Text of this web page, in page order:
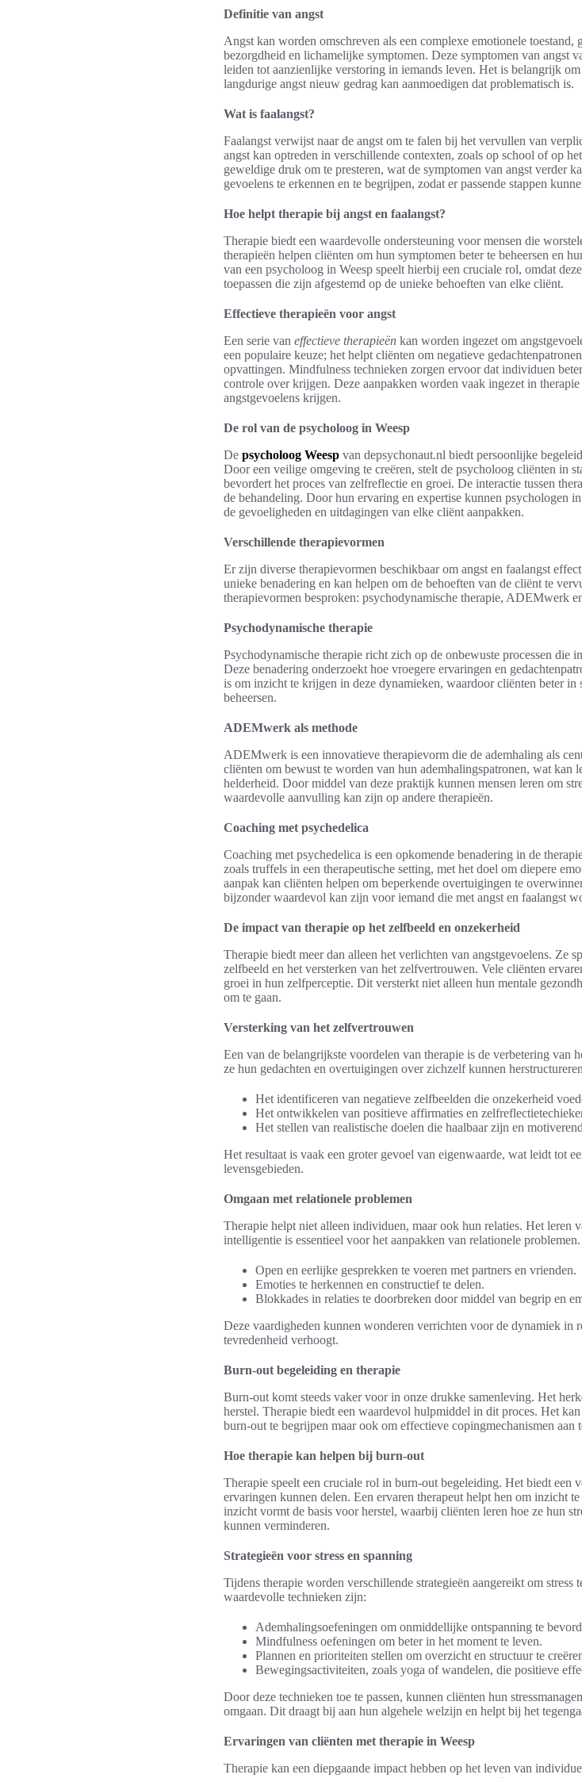
Definitie van angst
Angst kan worden omschreven als een complexe emotionele toestand,
bezorgdheid en lichamelijke symptomen. Deze symptomen van angst
leiden tot aanzienlijke verstoring in iemands leven. Het is belangrijk
langdurige angst nieuw gedrag kan aanmoedigen dat problematisch is.
Wat is faalangst?
Faalangst verwijst naar de angst om te falen bij het vervullen van
angst kan optreden in verschillende contexten, zoals op school of op
geweldige druk om te presteren, wat de symptomen van angst verder
gevoelens te erkennen en te begrijpen, zodat er passende stappen
Hoe helpt therapie bij angst en faalangst?
Therapie biedt een waardevolle ondersteuning voor mensen die
therapieën helpen cliënten om hun symptomen beter te beheersen en
van een psycholoog in Weesp speelt hierbij een cruciale rol, omdat
toepassen die zijn afgestemd op de unieke behoeften van elke cliënt.
Effectieve therapieën voor angst
Een serie van effectieve therapieën kan worden ingezet om
een populaire keuze; het helpt cliënten om negatieve
opvattingen. Mindfulness technieken zorgen ervoor dat individuen
controle over krijgen. Deze aanpakken worden vaak ingezet in
angstgevoelens krijgen.
De rol van de psycholoog in Weesp
De psycholoog Weesp van depsychonaut.nl biedt persoonlijke
Door een veilige omgeving te creëren, stelt de psycholoog cliënten in
bevordert het proces van zelfreflectie en groei. De interactie tussen
de behandeling. Door hun ervaring en expertise kunnen psychologen
de gevoeligheden en uitdagingen van elke cliënt aanpakken.
Verschillende therapievormen
Er zijn diverse therapievormen beschikbaar om angst en faalangst
unieke benadering en kan helpen om de behoeften van de cliënt te
therapievormen besproken: psychodynamische therapie, ADEMwerk
Psychodynamische therapie
Psychodynamische therapie richt zich op de onbewuste processen die
Deze benadering onderzoekt hoe vroegere ervaringen en
is om inzicht te krijgen in deze dynamieken, waardoor cliënten beter in
beheersen.
ADEMwerk als methode
ADEMwerk is een innovatieve therapievorm die de ademhaling als
cliënten om bewust te worden van hun ademhalingspatronen, wat kan
helderheid. Door middel van deze praktijk kunnen mensen leren om
waardevolle aanvulling kan zijn op andere therapieën.
Coaching met psychedelica
Coaching met psychedelica is een opkomende benadering in de
zoals truffels in een therapeutische setting, met het doel om diepere
aanpak kan cliënten helpen om beperkende overtuigingen te
bijzonder waardevol kan zijn voor iemand die met angst en faalangst
De impact van therapie op het zelfbeeld en onzekerheid
Therapie biedt meer dan alleen het verlichten van angstgevoelens. Ze
zelfbeeld en het versterken van het zelfvertrouwen. Vele cliënten
groei in hun zelfperceptie. Dit versterkt niet alleen hun mentale
om te gaan.
Versterking van het zelfvertrouwen
Een van de belangrijkste voordelen van therapie is de verbetering van
ze hun gedachten en overtuigingen over zichzelf kunnen
Het identificeren van negatieve zelfbeelden die onzekerheid
Het ontwikkelen van positieve affirmaties en
Het stellen van realistische doelen die haalbaar zijn en
Het resultaat is vaak een groter gevoel van eigenwaarde, wat leidt tot
levensgebieden.
Omgaan met relationele problemen
Therapie helpt niet alleen individuen, maar ook hun relaties. Het leren
intelligentie is essentieel voor het aanpakken van relationele
Open en eerlijke gesprekken te voeren met partners en vrienden.
Emoties te herkennen en constructief te delen.
Blokkades in relaties te doorbreken door middel van begrip en
Deze vaardigheden kunnen wonderen verrichten voor de dynamiek in
tevredenheid verhoogt.
Burn-out begeleiding en therapie
Burn-out komt steeds vaker voor in onze drukke samenleving. Het
herstel. Therapie biedt een waardevol hulpmiddel in dit proces. Het
burn-out te begrijpen maar ook om effectieve copingmechanismen aan
Hoe therapie kan helpen bij burn-out
Therapie speelt een cruciale rol in burn-out begeleiding. Het biedt een
ervaringen kunnen delen. Een ervaren therapeut helpt hen om inzicht
inzicht vormt de basis voor herstel, waarbij cliënten leren hoe ze hun
kunnen verminderen.
Strategieën voor stress en spanning
Tijdens therapie worden verschillende strategieën aangereikt om stress
waardevolle technieken zijn:
Ademhalingsoefeningen om onmiddellijke ontspanning te
Mindfulness oefeningen om beter in het moment te leven.
Plannen en prioriteiten stellen om overzicht en structuur te
Bewegingsactiviteiten, zoals yoga of wandelen, die positieve
Door deze technieken toe te passen, kunnen cliënten hun
omgaan. Dit draagt bij aan hun algehele welzijn en helpt bij het
Ervaringen van cliënten met therapie in Weesp
Therapie kan een diepgaande impact hebben op het leven van